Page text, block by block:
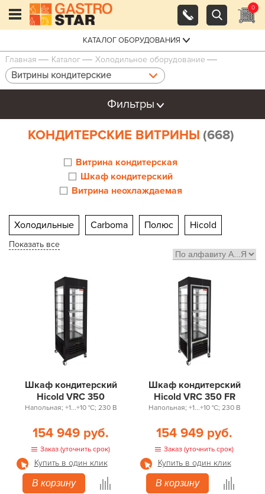
0
КАТАЛОГ ОБОРУДОВАНИЯ
Главная Каталог Холодильное оборудование
Витрины кондитерские
Фильтры
КОНДИТЕРСКИЕ ВИТРИНЫ (668)
Витрина кондитерская
Шкаф кондитерский
Витрина неохлаждаемая
Холодильные Carboma Полюс Hicold
Марихолодмаш Veneto Настольные
Напольные
Показать все
Шкаф кондитерский
Hicold VRC 350
Напольная; +1...+10 °С; 230 В
154 949 руб.
Заказ (уточнить срок)
Купить в один клик
В корзину
Шкаф кондитерский
Hicold VRC 350 FR
Напольная; +1...+10 °С; 230 В
154 949 руб.
Заказ (уточнить срок)
Купить в один клик
В корзину